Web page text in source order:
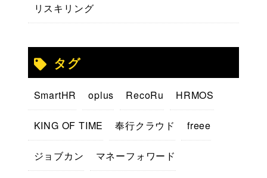
リスキリング
タグ
SmartHR oplus RecoRu HRMOS
KING OF TIME 奉行クラウド freee
ジョブカン マネーフォワード